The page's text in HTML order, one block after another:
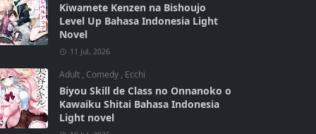
Kiwamete Kenzen na Bishoujo
Level Up Bahasa Indonesia Light
Novel
11 Jul, 2026
Adult , Comedy , Ecchi
Biyou Skill de Class no Onnanoko o
Kawaiku Shitai Bahasa Indonesia
Light novel